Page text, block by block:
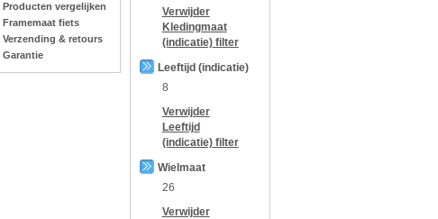
Producten vergelijken
Framemaat fiets
Verzending & retours
Garantie
Verwijder
Kledingmaat
(indicatie)filter
Leeftijd (indicatie)
8
Verwijder
Leeftijd
(indicatie)filter
Wielmaat
26
Verwijder